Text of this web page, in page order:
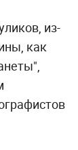
из-
как